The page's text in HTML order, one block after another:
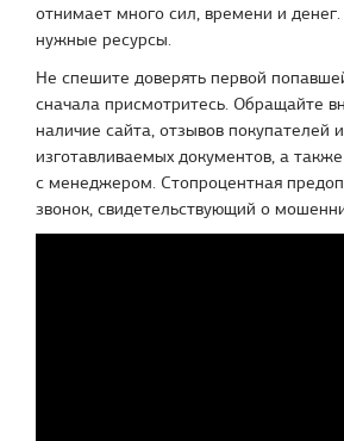
отнимает много сил, времени и денег.
нужные ресурсы.
Не спешите доверять первой
сначала присмотритесь. Обращайте
наличие сайта, отзывов покупателей
изготавливаемых документов, а
с менеджером. Стопроцентная
звонок, свидетельствующий о